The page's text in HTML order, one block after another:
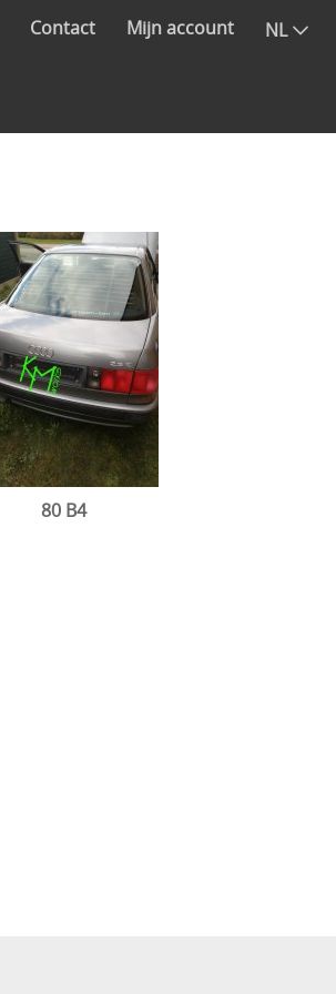
Contact Mijn account NL
80 B4